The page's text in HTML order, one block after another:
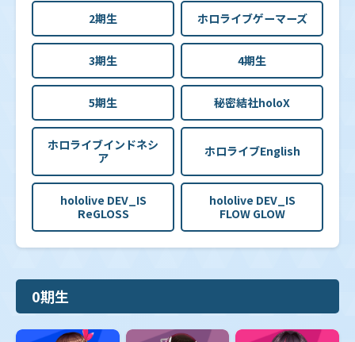
2期生 ホロライブゲーマーズ
3期生 4期生
5期生 秘密結社holoX
ホロライブインドネシ
ア
ホロライブEnglish
hololive DEV_IS
ReGLOSS
hololive DEV_IS
FLOW GLOW
0期生